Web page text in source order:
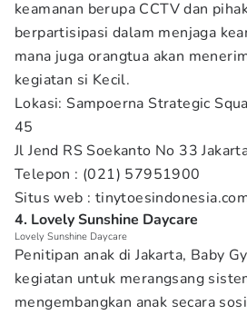
keamanan berupa CCTV dan
berpartisipasi dalam menjaga
mana juga orangtua akan
kegiatan si Kecil.
Lokasi: Sampoerna Strategic
45
Jl Jend RS Soekanto No 33
Telepon : (021) 57951900
Situs web :
4. Lovely Sunshine Daycare
Lovely Sunshine Daycare
Penitipan anak di Jakarta, Baby
kegiatan untuk merangsang
mengembangkan anak secara